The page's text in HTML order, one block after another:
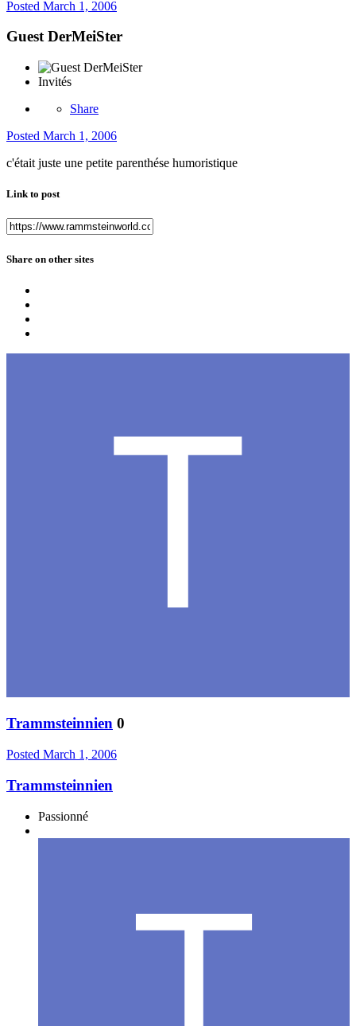
Posted March 1, 2006
Guest DerMeiSter
Invités
Share
Posted March 1, 2006
c'était juste une petite parenthése humoristique
Link to post
Share on other sites
Trammsteinnien 0
Posted March 1, 2006
Trammsteinnien
Passionné